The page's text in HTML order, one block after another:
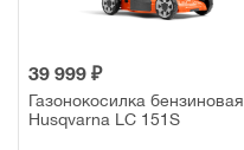
39 999 ₽
Газонокосилка бензиновая
Husqvarna LC 151S